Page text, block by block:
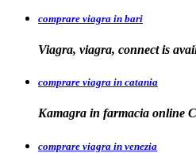
comprare viagra in bari
Viagra, viagra, connect is
comprare viagra in catania
Kamagra in farmacia online
comprare viagra in venezia